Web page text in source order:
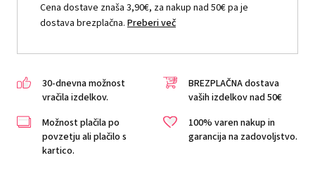
Cena dostave znaša 3,90€, za nakup nad 50€ pa je
dostava brezplačna. Preberi več
30-dnevna možnost
vračila izdelkov.
BREZPLAČNA dostava
vaših izdelkov nad 50€
Možnost plačila po
povzetju ali plačilo s
kartico.
100% varen nakup in
garancija na zadovoljstvo.